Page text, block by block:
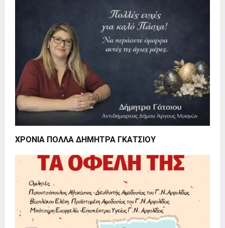
ΧΡΟΝΙΑ ΠΟΛΛΑ ΔΗΜΗΤΡΑ ΓΚΑΤΣΙΟΥ